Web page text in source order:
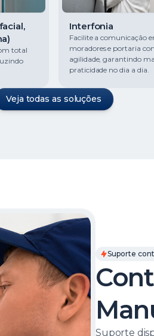
total
Interfonia
Facilite a comunicação
moradores e portaria
agilidade, garantindo
praticidade no dia a dia.
Veja todas as soluções
Suporte
Suporte